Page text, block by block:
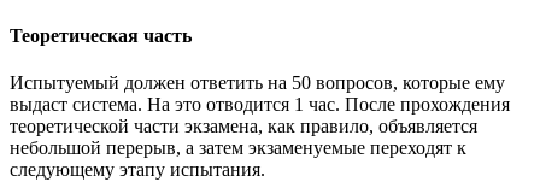
Теоретическая часть
Испытуемый должен ответить на 50 вопросов, которые ему
выдаст система. На это отводится 1 час. После прохождения
теоретической части экзамена, как правило, объявляется
небольшой перерыв, а затем экзаменуемые переходят к
следующему этапу испытания.